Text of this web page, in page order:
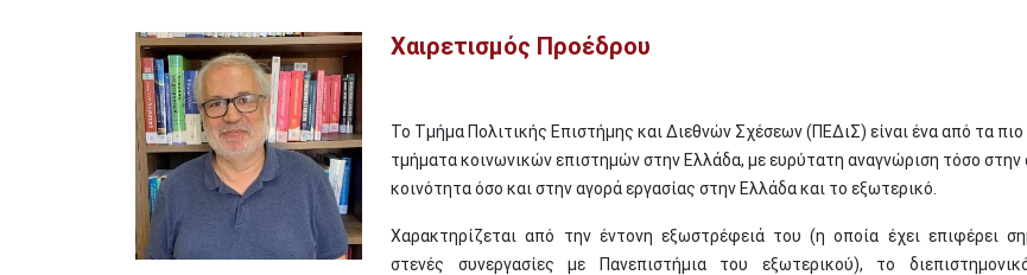
Image Χαιρετισμός Προέδρου
To Τμήμα Πολιτικής Επιστήμης και Διεθνών Σχέσεων (ΠΕΔιΣ) είναι ένα από τα πιο
τμήματα κοινωνικών επιστημών στην Ελλάδα, με ευρύτατη αναγνώριση τόσο στην
κοινότητα όσο και στην αγορά εργασίας στην Ελλάδα και το εξωτερικό.
Χαρακτηρίζεται από την έντονη εξωστρέφειά του (η οποία έχει επιφέρει
στενές συνεργασίες με Πανεπιστήμια του εξωτερικού), το